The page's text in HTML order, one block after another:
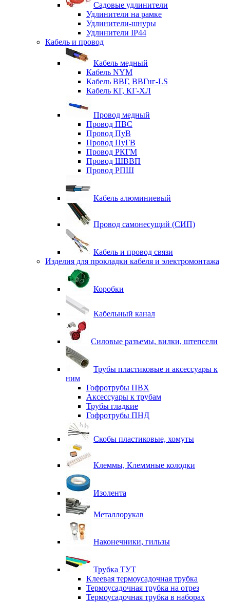
Садовые удлинители
Удлинители на рамке
Удлинители-шнуры
Удлинители IP44
Кабель и провод
Кабель медный
Кабель NYM
Кабель ВВГ, ВВГнг-LS
Кабель КГ, КГ-ХЛ
Провод медный
Провод ПВС
Провод ПуВ
Провод ПуГВ
Провод РКГМ
Провод ШВВП
Провод РПШ
Кабель алюминиевый
Провод самонесущий (СИП)
Кабель и провод связи
Изделия для прокладки кабеля и электромонтажа
Коробки
Кабельный канал
Силовые разъемы, вилки, штепсели
Трубы пластиковые и аксессуары к
ним
Гофротрубы ПВХ
Аксессуары к трубам
Трубы гладкие
Гофротрубы ПНД
Скобы пластиковые, хомуты
Клеммы, Клеммные колодки
Изолента
Металлорукав
Наконечники, гильзы
Трубка ТУТ
Клеевая термоусадочная трубка
Термоусадочная трубка на отрез
Термоусадочная трубка в наборах